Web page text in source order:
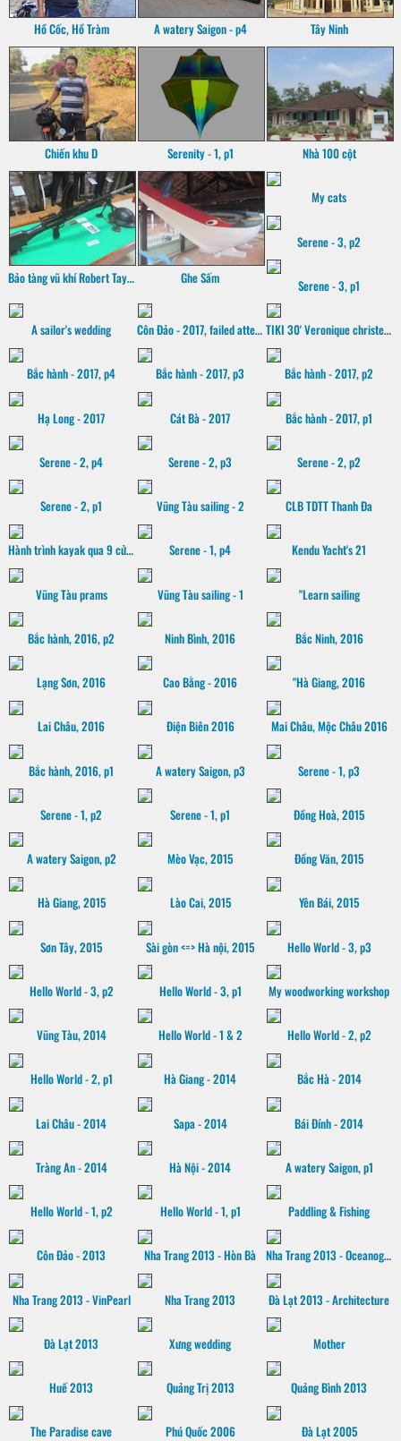
Hồ Cốc, Hồ Tràm A watery Saigon - p4 Tây Ninh
Chiến khu D Serenity - 1, p1 Nhà 100 cột
Bảo tàng vũ khí Robert Taylor Ghe Sấm
My cats
Serene - 3, p2
Serene - 3, p1
A sailor's wedding Côn Đảo - 2017, failed attempt TIKI 30' Veronique christening
Bắc hành - 2017, p4 Bắc hành - 2017, p3 Bắc hành - 2017, p2
Hạ Long - 2017 Cát Bà - 2017 Bắc hành - 2017, p1
Serene - 2, p4 Serene - 2, p3 Serene - 2, p2
Serene - 2, p1 Vũng Tàu sailing - 2 CLB TDTT Thanh Đa
Hành trình kayak qua 9 cửa sông Mekong, 2016 Serene - 1, p4 Kendu Yacht's 21
Vũng Tàu prams Vũng Tàu sailing - 1 "Learn sailing
Bắc hành, 2016, p2 Ninh Bình, 2016 Bắc Ninh, 2016
Lạng Sơn, 2016 Cao Bằng - 2016 "Hà Giang, 2016
Lai Châu, 2016 Điện Biên 2016 Mai Châu, Mộc Châu 2016
Bắc hành, 2016, p1 A watery Saigon, p3 Serene - 1, p3
Serene - 1, p2 Serene - 1, p1 Đồng Hoà, 2015
A watery Saigon, p2 Mèo Vạc, 2015 Đồng Văn, 2015
Hà Giang, 2015 Lào Cai, 2015 Yên Bái, 2015
Sơn Tây, 2015 Sài gòn <=> Hà nội, 2015 Hello World - 3, p3
Hello World - 3, p2 Hello World - 3, p1 My woodworking workshop
Vũng Tàu, 2014 Hello World - 1 & 2 Hello World - 2, p2
Hello World - 2, p1 Hà Giang - 2014 Bắc Hà - 2014
Lai Châu - 2014 Sapa - 2014 Bái Đính - 2014
Tràng An - 2014 Hà Nội - 2014 A watery Saigon, p1
Hello World - 1, p2 Hello World - 1, p1 Paddling & Fishing
Côn Đảo - 2013 Nha Trang 2013 - Hòn Bà Nha Trang 2013 - Oceanographic museum
Nha Trang 2013 - VinPearl Nha Trang 2013 Đà Lạt 2013 - Architecture
Đà Lạt 2013 Xưng wedding Mother
Huế 2013 Quảng Trị 2013 Quảng Bình 2013
The Paradise cave Phú Quốc 2006 Đà Lạt 2005